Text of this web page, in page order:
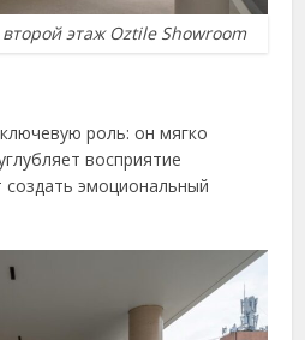
этаж Oztile Showroom
роль: он мягко
восприятие
эмоциональный